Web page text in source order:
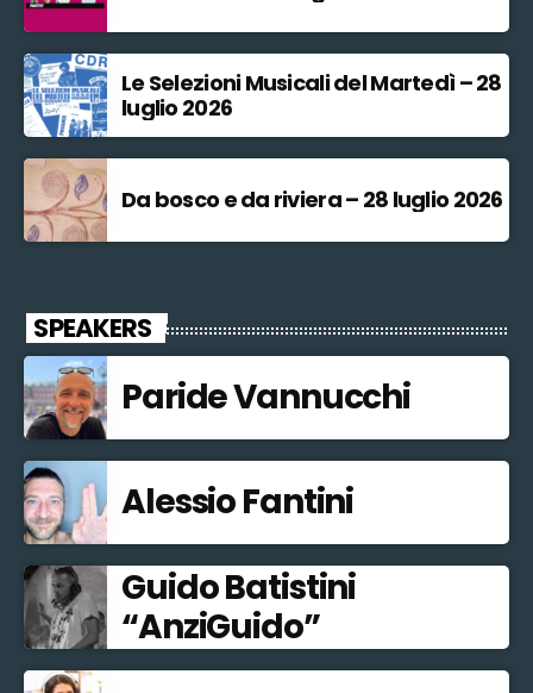
Le Selezioni Musicali del Martedì – 28
luglio 2026
Da bosco e da riviera – 28 luglio 2026
SPEAKERS
Paride Vannucchi
Alessio Fantini
Guido Batistini
“AnziGuido”